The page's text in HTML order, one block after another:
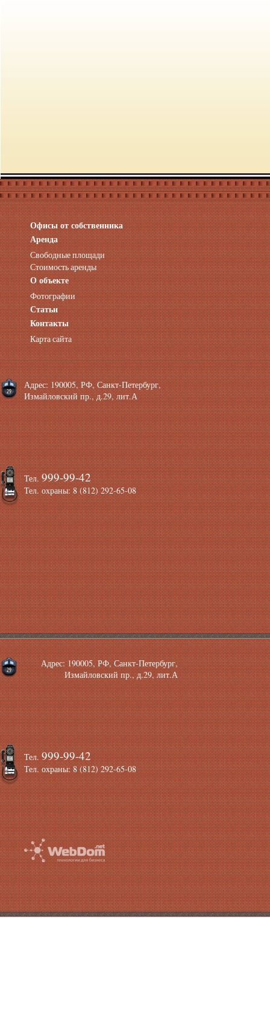
Офисы от собственника
Аренда нежилых помещений
Аренда помещений от собственника
Аренда конференц-зала СПб
Офисы у метро
Офисы в Адмиралтейском районе
Помещения с отдельным входом
Небольшие офисы
Аренда офиса около метро
Снять помещение у метро
Аренда помещений у метро
Аренда помещений район Адмиралтейский
Аренда офиса Технологический институт
Аренда помещений Фрунзенская
Аренда
Свободные площади
Стоимость аренды
О объекте
Фотографии
Статьи
Контакты
Карта сайта
Тел.999-99-42
Тел. охраны: 8 (812) 292-65-08
Адрес: 190005, РФ, Санкт-Петербург,
Измайловский пр., д.29, лит.А
Тел.999-99-42
Тел. охраны: 8 (812) 292-65-08
Адрес: 190005, РФ, Санкт-Петербург,
Измайловский пр., д.29, лит.А